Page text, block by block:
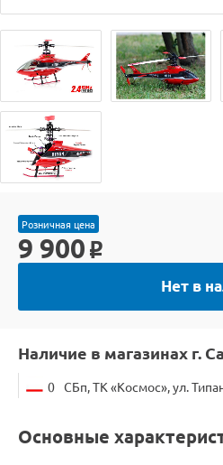
Розничная цена
9 900 o
Нет в
Наличие в магазинах г.
0 СБп, ТК «Космос», ул.
Основные